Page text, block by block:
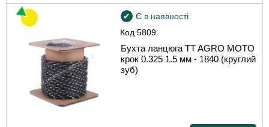
Код5809
Є в наявності
Бухта ланцюга TT AGRO MOTO
крок 0.325 1.5 мм - 1840 (круглий
зуб)